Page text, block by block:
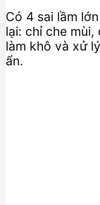
Có 4 sai lầm
lại: chỉ che
làm khô và xử
ẩn.